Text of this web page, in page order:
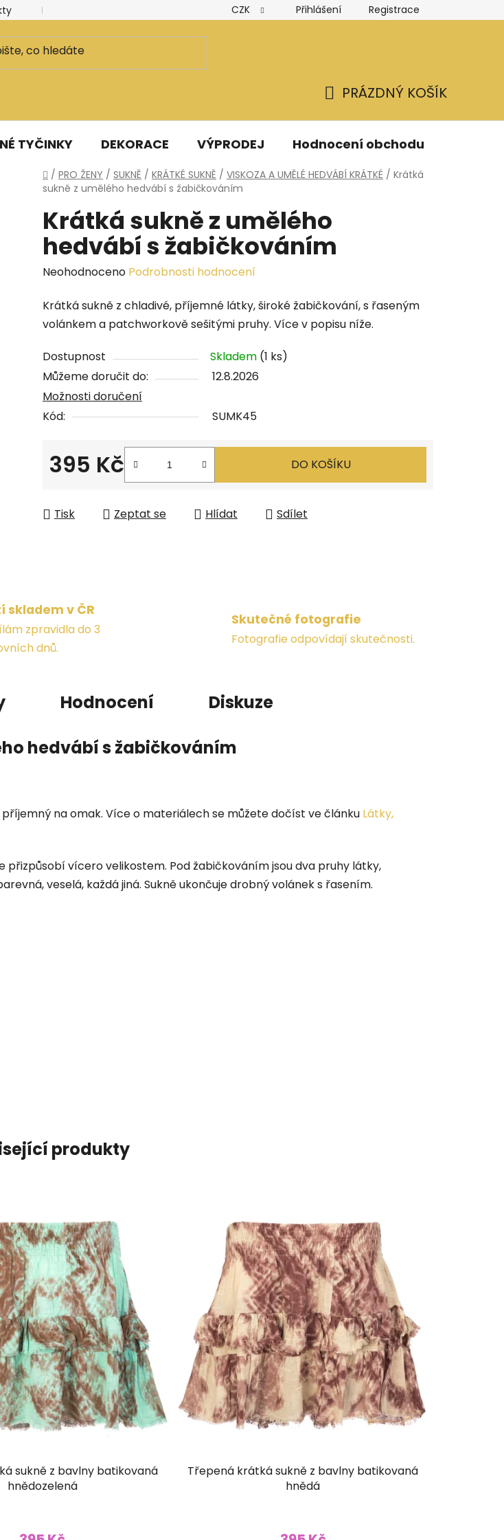
Kancelář a ateliér Hodnocení obchodu Obchodní podmínky
CZK Přihlášení Registrace
KOŠÍK
PRÁZDNÝ KOŠÍK
TYČINKY DEKORACE VÝPRODEJ Hodnocení obchodu
Domů
/ PRO ŽENY / SUKNĚ / KRÁTKÉ SUKNĚ / VISKOZA A UMĚLÉ HEDVÁBÍ KRÁTKÉ / Krátká
sukně z umělého hedvábí s žabičkováním
Krátká sukně z umělého
hedvábí s žabičkováním
Průměrné
produktu
je
z
5
hvězdiček.
Neohodnoceno Podrobnosti hodnocení
Krátká sukně z chladivé, příjemné látky, široké žabičkování, s řaseným
volánkem a patchworkově sešitými pruhy. Více v popisu níže.
Dostupnost Skladem (1 ks)
Můžeme doručit do:
12.8.2026
Možnosti doručení
Kód:
SUMK45
395 Kč DO KOŠÍKU
Tisk Zeptat se Hlídat Sdílet
skladem v ČR
zpravidla do 3
dnů.
Skutečné fotografie
Fotografie odpovídají skutečnosti.
Hodnocení
Diskuze
hedvábí s žabičkováním
na omak. Více o materiálech se můžete dočíst ve článku Látky,
vícero velikostem. Pod žabičkováním jsou dva pruhy látky,
veselá, každá jiná. Sukně ukončuje drobný volánek s řasením.
produkty
sukně z bavlny batikovaná
hnědozelená
Třepená krátká sukně z bavlny batikovaná
hnědá